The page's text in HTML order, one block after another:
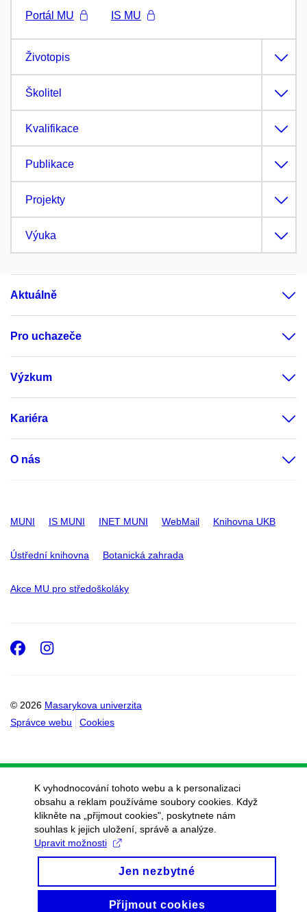
Portál MU
IS MU
Životopis
Školitel
Kvalifikace
Publikace
Projekty
Výuka
Aktuálně
Pro uchazeče
Výzkum
Kariéra
O nás
MUNI IS MUNI INET MUNI WebMail Knihovna UKB
Ústřední knihovna Botanická zahrada
Akce MU pro středoškoláky
© 2026 Masarykova univerzita
Správce webu
Cookies
Facebook
Instagram
K vyhodnocování tohoto webu a k personalizaci
obsahu a reklam používáme soubory cookies. Když
klikněte na „přijmout cookies", poskytnete nám
souhlas k jejich uložení, správě a analýze.
Upravit možnosti
Jen nezbytné
Přijmout cookies